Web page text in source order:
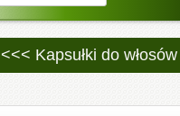
<<< Kapsułki do